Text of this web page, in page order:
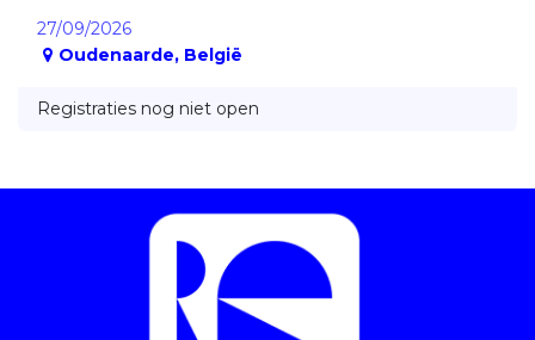
27/09/2026
Oudenaarde, België
Registraties nog niet open